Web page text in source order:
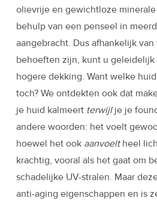
olievrije en gewichtloze
behulp van een penseel in
aangebracht. Dus afhankelijk
behoeften zijn, kunt u geleidelijk
hogere dekking. Want welke
toch? We ontdekten ook dat
je huid kalmeert terwijl je je
andere woorden: het voelt
hoewel het ook aanvoelt heel
krachtig, vooral als het gaat om
schadelijke UV-stralen. Maar
anti-aging eigenschappen en is